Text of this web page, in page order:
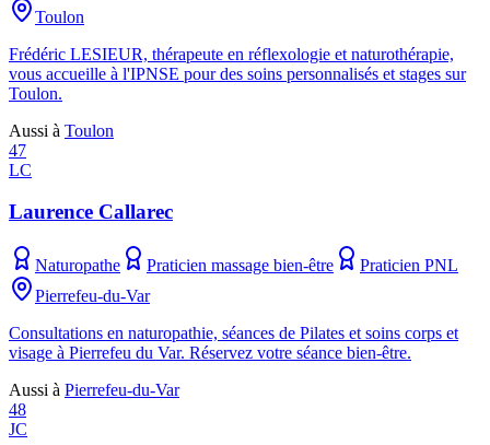
Toulon
Frédéric LESIEUR, thérapeute en réflexologie et naturothérapie,
vous accueille à l'IPNSE pour des soins personnalisés et stages sur
Toulon.
Aussi à Toulon
47
LC
Laurence Callarec
Naturopathe Praticien massage bien-être
Praticien PNL
Pierrefeu-du-Var
Consultations en naturopathie, séances de Pilates et soins corps et
visage à Pierrefeu du Var. Réservez votre séance bien-être.
Aussi à Pierrefeu-du-Var
48
JC